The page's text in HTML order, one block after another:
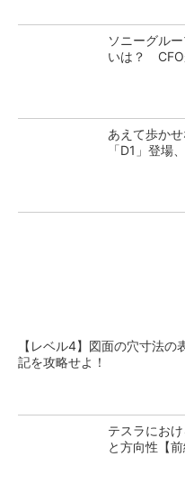
ソニーグル
いは？ CFO
あえて歩か
「D1」登場
【レベル4】図面の穴寸法の
記を攻略せよ！
テスラにお
と方向性【前